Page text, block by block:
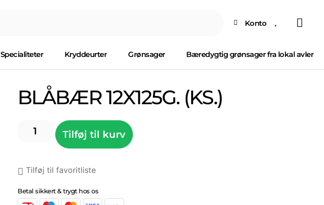
Konto
Specialiteter Kryddeurter Grønsager Bæredygtig grønsager fra lokal avler
BLÅBÆR 12X125G. (KS.)
Tilføj til kurv
Tilføj til favoritliste
Betal sikkert & trygt hos os